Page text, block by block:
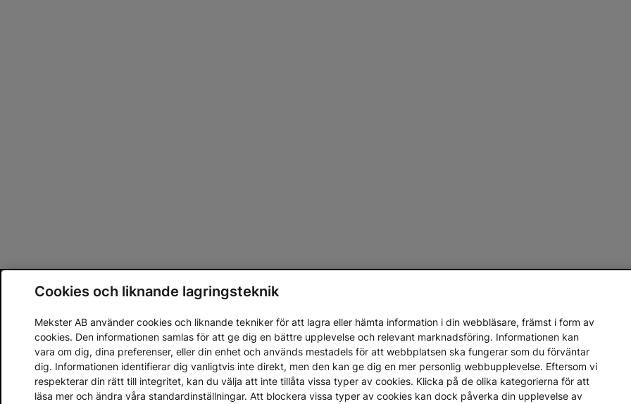
Cookies och liknande lagringsteknik
Mekster AB använder cookies och liknande tekniker för att lagra eller hämta information i din webbläsare, främst i form av
cookies. Den informationen samlas för att ge dig en bättre upplevelse och relevant marknadsföring. Informationen kan
vara om dig, dina preferenser, eller din enhet och används mestadels för att webbplatsen ska fungerar som du förväntar
dig. Informationen identifierar dig vanligtvis inte direkt, men den kan ge dig en mer personlig webbupplevelse. Eftersom vi
respekterar din rätt till integritet, kan du välja att inte tillåta vissa typer av cookies. Klicka på de olika kategorierna för att
läsa mer och ändra våra standardinställningar. Att blockera vissa typer av cookies kan dock påverka din upplevelse av